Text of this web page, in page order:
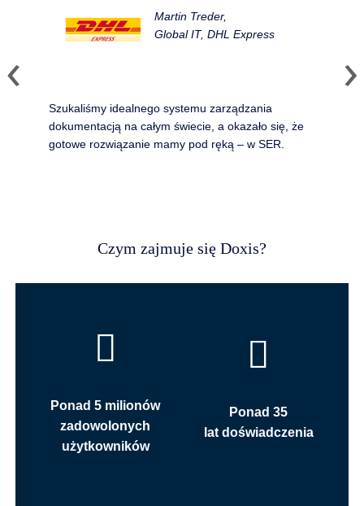
Martin Treder,
Global IT, DHL Express
Szukaliśmy idealnego systemu zarządzania
dokumentacją na całym świecie, a okazało się, że
gotowe rozwiązanie mamy pod ręką – w SER.
Czym zajmuje się Doxis?
Ponad 5 milionów
zadowolonych
użytkowników
Ponad 35
lat doświadczenia